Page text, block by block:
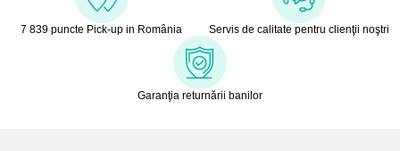
7 839 puncte Pick-up in România Servis de calitate pentru clienţii noştri
Garanţia returnării banilor